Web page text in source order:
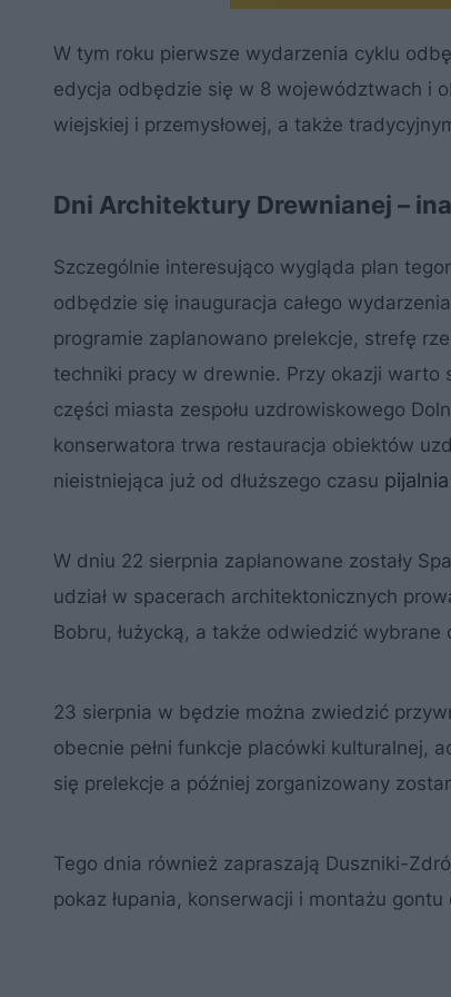
W tym roku pierwsze wydarzenia cyklu
edycja odbędzie się w 8 województwach i
wiejskiej i przemysłowej, a także
Dni Architektury Drewnianej –
Szczególnie interesująco wygląda plan
odbędzie się inauguracja całego
programie zaplanowano prelekcje, strefę
techniki pracy w drewnie. Przy okazji
części miasta zespołu uzdrowiskowego
konserwatora trwa restauracja obiektów
nieistniejąca już od dłuższego czasu
W dniu 22 sierpnia zaplanowane zostały
udział w spacerach architektonicznych
Bobru, łużycką, a także odwiedzić
23 sierpnia w będzie można zwiedzić
obecnie pełni funkcje placówki kulturalnej,
się prelekcje a później zorganizowany
Tego dnia również zapraszają Duszniki-
pokaz łupania, konserwacji i montażu